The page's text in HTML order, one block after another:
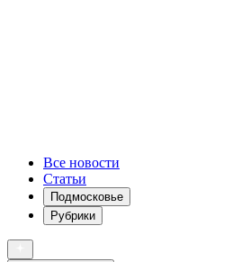
Все новости
Статьи
Подмосковье
Рубрики